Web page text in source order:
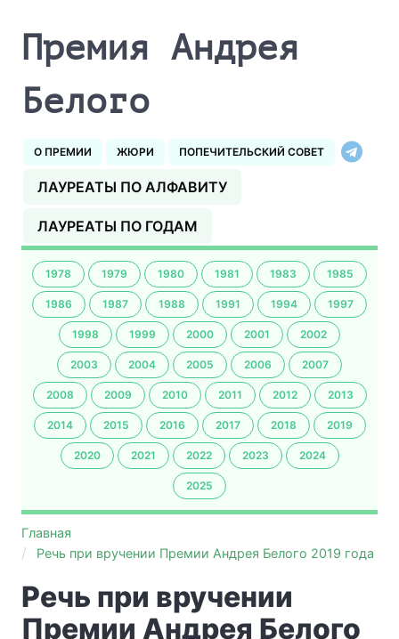
Премия Андрея
Белого
О ПРЕМИИ ЖЮРИ ПОПЕЧИТЕЛЬСКИЙ СОВЕТ
ЛАУРЕАТЫ ПО АЛФАВИТУ
ЛАУРЕАТЫ ПО ГОДАМ
1978 1979 1980 1981 1983 1985
1986 1987 1988 1991 1994 1997
1998 1999 2000 2001 2002
2003 2004 2005 2006 2007
2008 2009 2010 2011 2012 2013
2014 2015 2016 2017 2018 2019
2020 2021 2022 2023 2024
2025
Главная
Речь при вручении Премии Андрея Белого 2019 года
Речь при вручении
Премии Андрея Белого